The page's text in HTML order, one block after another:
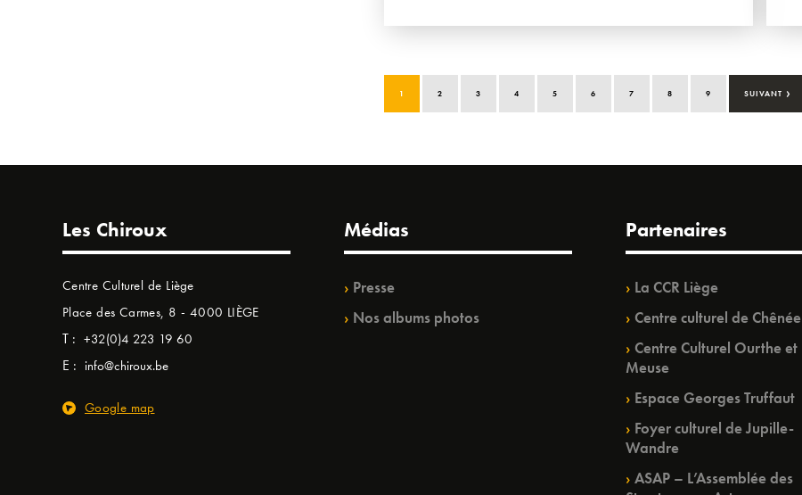
1 2 3 4 5 6 7 8 9 SUIVANT ›
Les Chiroux
Centre Culturel de Liège
Place des Carmes, 8 - 4000 LIÈGE
T : +32(0)4 223 19 60
E : info@chiroux.be
Google map
Médias
Presse
Nos albums photos
Partenaires
La CCR Liège
Centre culturel de Chênée
Centre Culturel Ourthe et
Meuse
Espace Georges Truffaut
Foyer culturel de Jupille-
Wandre
ASAP – L’Assemblée des